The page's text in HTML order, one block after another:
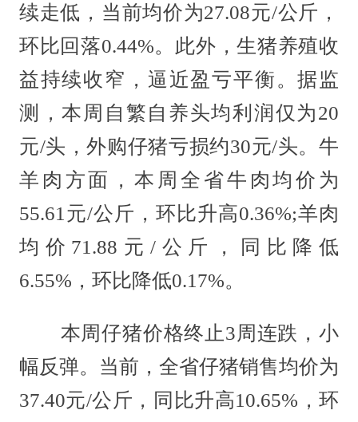
续走低，当前均价为27.08元/公斤，
环比回落0.44%。此外，生猪养殖收
益持续收窄，逼近盈亏平衡。据监
测，本周自繁自养头均利润仅为20
元/头，外购仔猪亏损约30元/头。牛
羊肉方面，本周全省牛肉均价为
55.61元/公斤，环比升高0.36%;羊肉
均价71.88元/公斤，同比降低
6.55%，环比降低0.17%。
本周仔猪价格终止3周连跌，小
幅反弹。当前，全省仔猪销售均价为
37.40元/公斤，同比升高10.65%，环